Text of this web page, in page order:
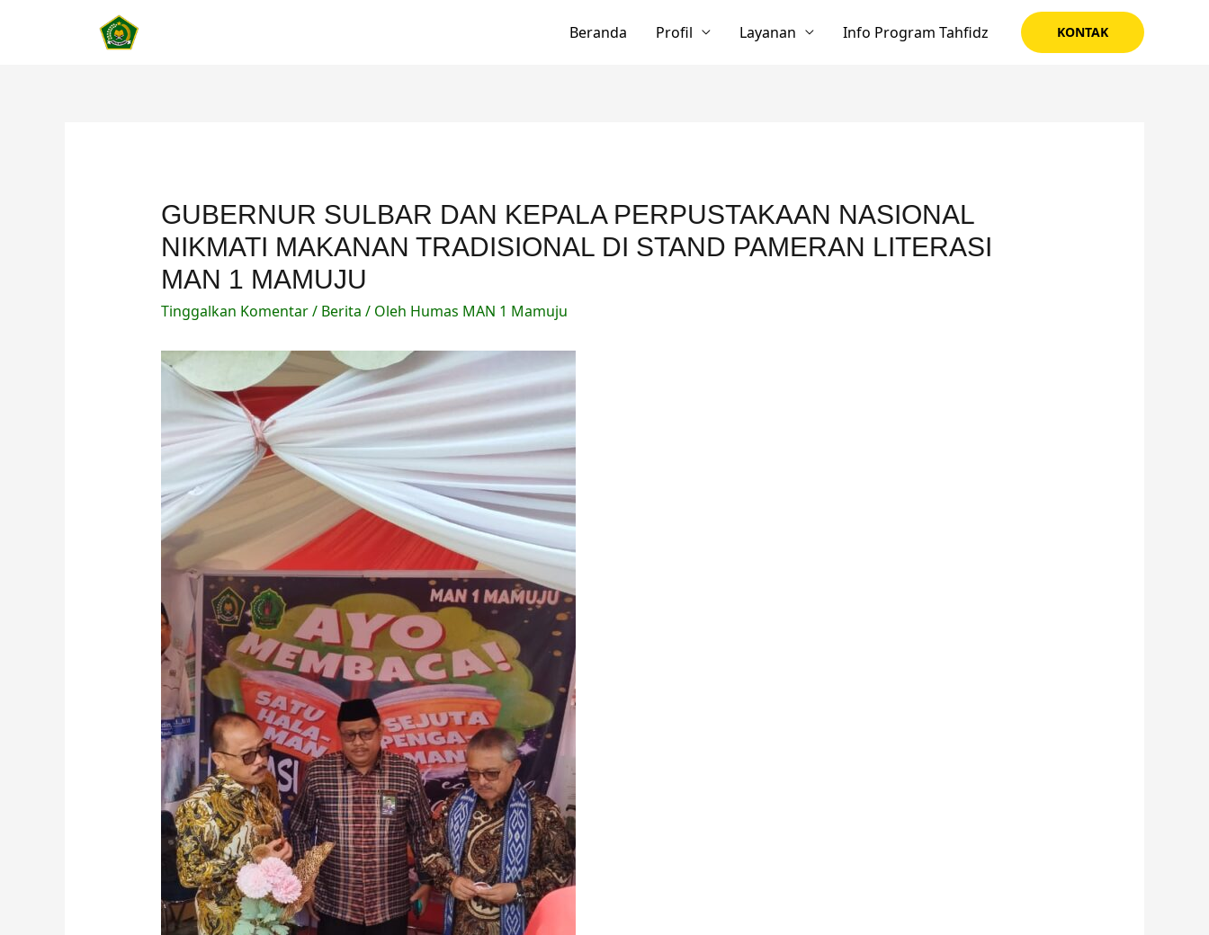
Beranda Profil Layanan Info Program Tahfidz KONTAK
GUBERNUR SULBAR DAN KEPALA PERPUSTAKAAN NASIONAL
NIKMATI MAKANAN TRADISIONAL DI STAND PAMERAN LITERASI
MAN 1 MAMUJU
Tinggalkan Komentar/ Berita / Oleh Humas MAN 1 Mamuju